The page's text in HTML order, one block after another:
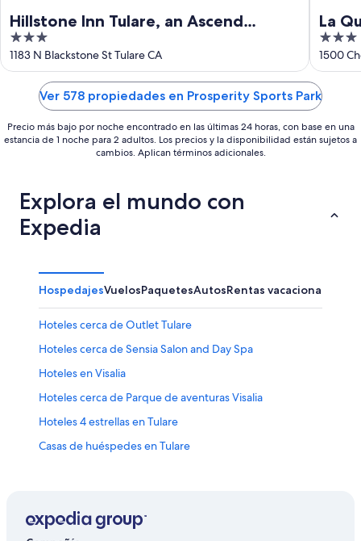
Hillstone Inn Tulare, an Ascend
Collection Hotel
3
out
of
1183 N Blackstone St Tulare CA
La
3
out
of
5
1500
Ver 578 propiedades en Prosperity Sports Park
Precio más bajo por noche encontrado en las últimas 24 horas, con base en una
estancia de 1 noche para 2 adultos. Los precios y la disponibilidad están sujetos a
cambios. Aplican términos adicionales.
Explora el mundo con
Expedia
HospedajesVuelosPaquetesAutosRentas vacacionales
Hoteles cerca de Outlet Tulare
Hoteles cerca de Sensia Salon and Day Spa
Hoteles en Visalia
Hoteles cerca de Parque de aventuras Visalia
Hoteles 4 estrellas en Tulare
Casas de huéspedes en Tulare
Apartamentos en Tulare